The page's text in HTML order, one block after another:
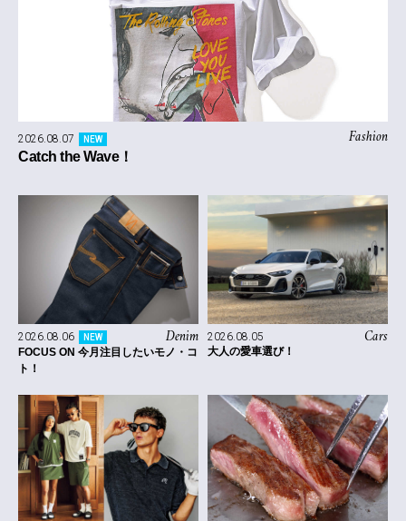
Fashion
2026.08.07 NEW
Catch the Wave！
Denim
2026.08.06 NEW
FOCUS ON 今月注目したいモノ・コ
ト！
Cars
2026.08.05
大人の愛車選び！